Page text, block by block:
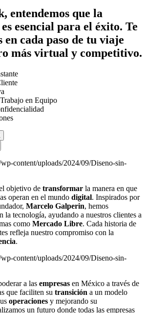
entendemos que la
esencial para el éxito. Te
en cada paso de tu viaje
más virtual y competitivo.
en Equipo
objetivo de transformar la manera en que
operan en el mundo digital. Inspirados por
Marcelo Galperin, hemos
la tecnología, ayudando a nuestros clientes a
como Mercado Libre. Cada historia de
refleja nuestro compromiso con la
.
a las empresas en México a través de
que faciliten su transición a un modelo
operaciones y mejorando su
un futuro donde todas las empresas